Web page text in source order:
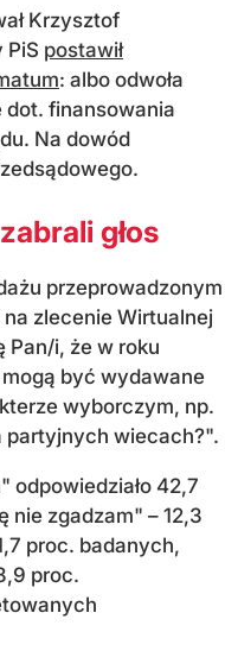
Krzysztof
PiS postawił
: albo odwoła
dot. finansowania
Na dowód
głos
przeprowadzonym
zlecenie Wirtualnej
Pan/i, że w roku
być wydawane
wyborczym, np.
partyjnych wiecach?".
odpowiedziało 42,7
nie zgadzam" – 12,3
proc. badanych,
proc.